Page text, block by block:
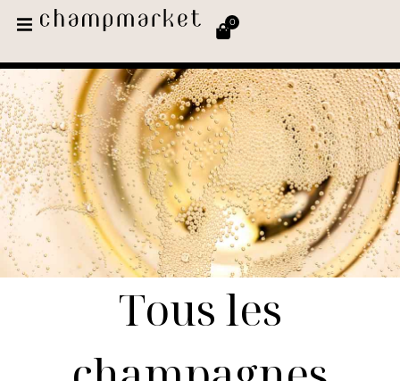
0
Tous les